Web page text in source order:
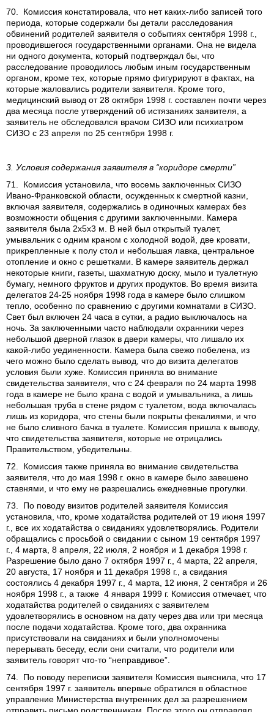
70. Комиссия констатировала, что нет каких-либо записей того
периода, которые содержали бы детали расследования
обвинений родителей заявителя о событиях сентября 1998 г.,
проводившегося государственными органами. Она не видела
ни одного документа, который подтверждал бы, что
расследование проводилось любым иным государственным
органом, кроме тех, которые прямо фигурируют в фактах, на
которые жаловались родители заявителя. Кроме того,
медицинский вывод от 28 октября 1998 г. составлен почти через
два месяца после утверждений об истязаниях заявителя, а
заявитель не обследовался врачом СИЗО или психиатром
СИЗО с 23 апреля по 25 сентября 1998 г.
3. Условия содержания заявителя в “коридоре смерти”
71. Комиссия установила, что восемь заключенных СИЗО
Ивано-Франковской области, осужденных к смертной казни,
включая заявителя, содержались в одиночных камерах без
возможности общения с другими заключенными. Камера
заявителя была 2х5х3 м. В ней был открытый туалет,
умывальник с одним краном с холодной водой, две кровати,
прикрепленные к полу стол и небольшая лавка, центральное
отопление и окно с решетками. В камере заявитель держал
некоторые книги, газеты, шахматную доску, мыло и туалетную
бумагу, немного фруктов и других продуктов. Во время визита
делегатов 24-25 ноября 1998 года в камере было слишком
тепло, особенно по сравнению с другими комнатами в СИЗО.
Свет был включен 24 часа в сутки, а радио выключалось на
ночь. За заключенными часто наблюдали охранники через
небольшой дверной глазок в двери камеры, что лишало их
какой-либо уединенности. Камера была свежо побелена, из
чего можно было сделать вывод, что до визита делегатов
условия были хуже. Комиссия приняла во внимание
свидетельства заявителя, что с 24 февраля по 24 марта 1998
года в камере не было крана с водой и умывальника, а лишь
небольшая труба в стене рядом с туалетом, вода включалась
лишь из коридора, что стены были покрыты фекалиями, и что
не было сливного бачка в туалете. Комиссия пришла к выводу,
что свидетельства заявителя, которые не отрицались
Правительством, убедительны.
72. Комиссия также приняла во внимание свидетельства
заявителя, что до мая 1998 г. окно в камере было завешено
ставнями, и что ему не разрешались ежедневные прогулки.
73. По поводу визитов родителей заявителя Комиссия
установила, что, кроме ходатайства родителей от 19 июня 1997
г., все их ходатайства о свиданиях удовлетворялись. Родители
обращались с просьбой о свидании с сыном 19 сентября 1997
г., 4 марта, 8 апреля, 22 июля, 2 ноября и 1 декабря 1998 г.
Разрешение было дано 7 октября 1997 г., 4 марта, 22 апреля,
20 августа, 17 ноября и 11 декабря 1998 г., а свидания
состоялись 4 декабря 1997 г., 4 марта, 12 июня, 2 сентября и 26
ноября 1998 г., а также 4 января 1999 г. Комиссия отмечает, что
ходатайства родителей о свиданиях с заявителем
удовлетворялись в основном на дату через два или три месяца
после подачи ходатайства. Кроме того, два охранника
присутствовали на свиданиях и были уполномочены
перерывать беседу, если они считали, что родители или
заявитель говорят что-то “неправдивое”.
74. По поводу переписки заявителя Комиссия выяснила, что 17
сентября 1997 г. заявитель впервые обратился в областное
управление Министерства внутренних дел за разрешением
отправить письмо родственникам. После этого он отправлял